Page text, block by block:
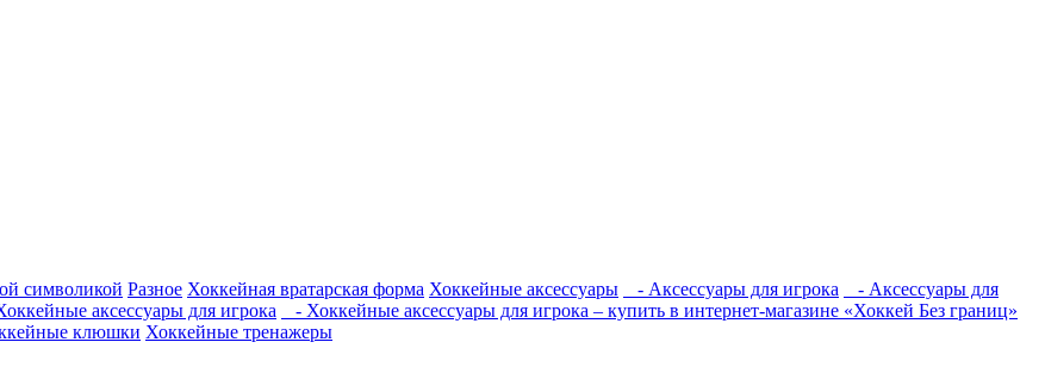
символикой Разное Хоккейная вратарская форма Хоккейные аксессуары - Аксессуары для игрока
- Аксессуары для
аксессуары для игрока
- Хоккейные аксессуары для игрока – купить в интернет-магазине «Хоккей Без границ»
клюшки Хоккейные тренажеры